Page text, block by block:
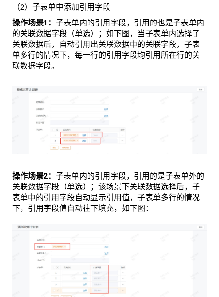
（2）子表单中添加引用字段
操作场景1： 子表单内的引用字段，引用的也是子表单内
的关联数据字段（单选）；如下图，当子表单内选择了
关联数据后，自动引用出关联数据中的关联字段，子表
单多行的情况下，每一行的引用字段均引用所在行的关
联数据字段。
操作场景2： 子表单内的引用字段，引用的是子表单外的
关联数据字段（单选）；该场景下关联数据选择后，子
表单中的引用字段自动显示引用值，子表单多行的情况
下，引用字段值自动往下填充，如下图：